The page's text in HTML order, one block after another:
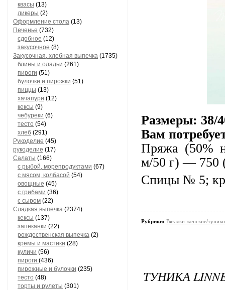
квасы (13)
ликеры (2)
Оформление стола (13)
Печенье (732)
сдобное (12)
закусочное (8)
Закусочная, хлебная выпечка (1735)
блины и оладьи (261)
пироги (51)
булочки и пирожки (51)
пиццы (13)
хачапури (12)
кексы (9)
чебуреки (6)
тесто (54)
хлеб (291)
Рукоделие (45)
рукоделие (17)
Салаты (166)
с рыбой, морепродуктами (67)
с мясом, колбасой (54)
овощные (45)
с грибами (36)
с сыром (22)
Сладкая выпечка (2374)
кексы (137)
запеканки (22)
рождественская выпечка (2)
кремы и мастики (28)
куличи (56)
пироги (436)
пирожные и булочки (235)
тесто (48)
торты и рулеты (301)
Размеры: 38/
Вам
Пряжа (50%
м/50 г) — 750
Спицы № 5;
Рубрики: Вязалки женские/
ТУНИКА